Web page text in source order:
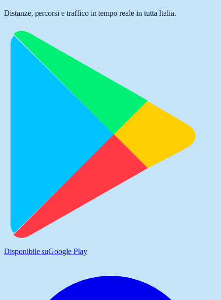
Distanze, percorsi e traffico in tempo reale in tutta Italia.
Disponibile suGoogle Play